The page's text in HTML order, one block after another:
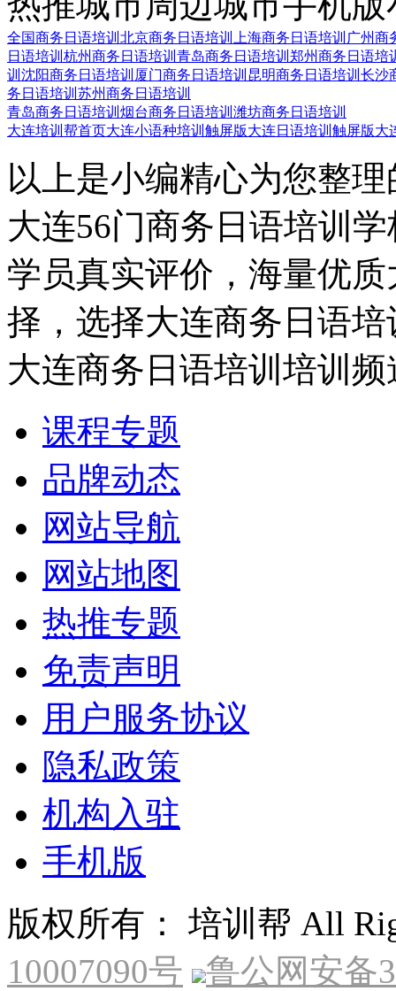
全国商务日语培训 北京商务日语培训 上海商务日语培训 广州商
日语培训 杭州商务日语培训 青岛商务日语培训 郑州商务日语培
训 沈阳商务日语培训 厦门商务日语培训 昆明商务日语培训 长沙
务日语培训 苏州商务日语培训
青岛商务日语培训 烟台商务日语培训 潍坊商务日语培训
大连培训帮首页大连小语种培训触屏版大连日语培训触屏版大
以上是小编精心为您整
大连56门商务日语培训
学员真实评价，海量优
择，选择大连商务日语
大连商务日语培训培训频
课程专题
品牌动态
网站导航
网站地图
热推专题
免责声明
用户服务协议
隐私政策
机构入驻
手机版
版权所有： 培训帮 All
10007090号
鲁公网安备